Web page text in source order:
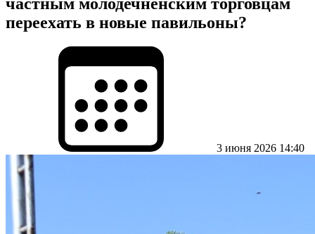
переехать в новые павильоны?
3 июня 2026 14:40